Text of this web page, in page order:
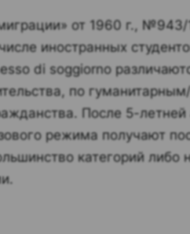
от 1960 г.,
иностранных
di soggiorno
по
После 5-
режима получают
категорий либо